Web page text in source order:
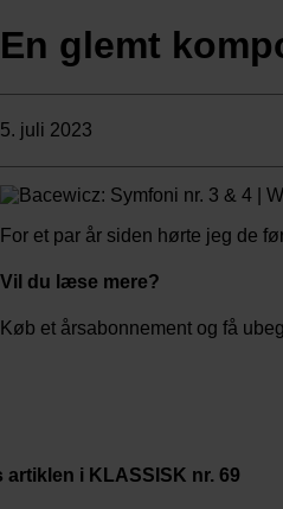
En glemt
5. juli 2023
For et par år siden hørte jeg de
Vil du læse mere?
Køb et årsabonnement og få
i KLASSISK nr. 69